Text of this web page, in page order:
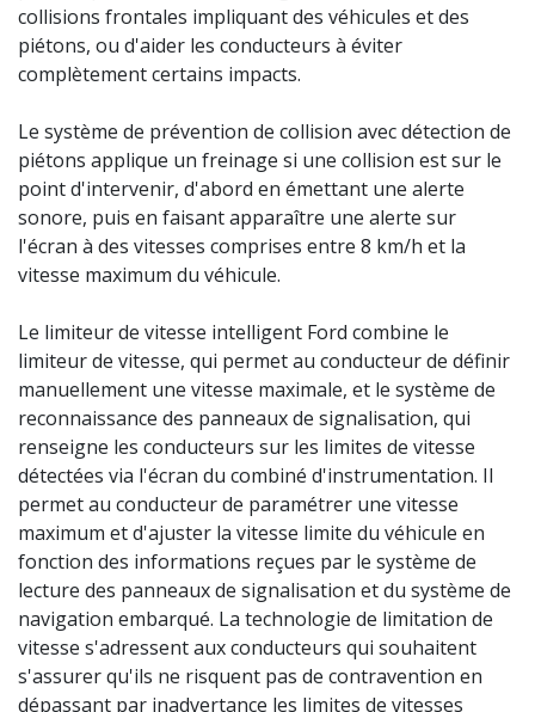
collisions frontales impliquant des véhicules et des
piétons, ou d'aider les conducteurs à éviter
complètement certains impacts.
Le système de prévention de collision avec détection de
piétons applique un freinage si une collision est sur le
point d'intervenir, d'abord en émettant une alerte
sonore, puis en faisant apparaître une alerte sur
l'écran à des vitesses comprises entre 8 km/h et la
vitesse maximum du véhicule.
Le limiteur de vitesse intelligent Ford combine le
limiteur de vitesse, qui permet au conducteur de définir
manuellement une vitesse maximale, et le système de
reconnaissance des panneaux de signalisation, qui
renseigne les conducteurs sur les limites de vitesse
détectées via l'écran du combiné d'instrumentation. Il
permet au conducteur de paramétrer une vitesse
maximum et d'ajuster la vitesse limite du véhicule en
fonction des informations reçues par le système de
lecture des panneaux de signalisation et du système de
navigation embarqué. La technologie de limitation de
vitesse s'adressent aux conducteurs qui souhaitent
s'assurer qu'ils ne risquent pas de contravention en
dépassant par inadvertance les limites de vitesses